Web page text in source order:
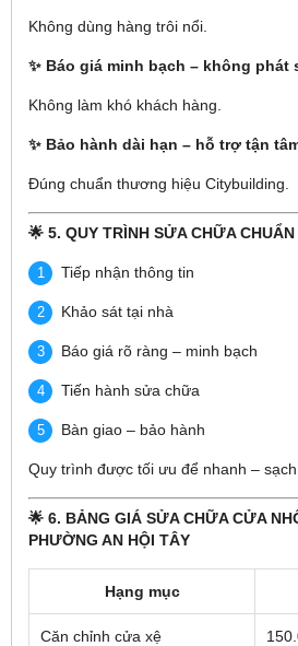
Không dùng hàng trôi nổi.
✨ Báo giá minh bạch – không phát
Không làm khó khách hàng.
✨ Bảo hành dài hạn – hỗ trợ tận
Đúng chuẩn thương hiệu Citybuilding.
🌟 5. QUY TRÌNH SỬA CHỮA
Tiếp nhận thông tin
Khảo sát tại nhà
Báo giá rõ ràng – minh bạch
Tiến hành sửa chữa
Bàn giao – bảo hành
Quy trình được tối ưu để nhanh – sạch
🌟 6. BẢNG GIÁ SỬA CHỮA CỬA
PHƯỜNG AN HỘI TÂY
Hạng mục
Căn chỉnh cửa xệ